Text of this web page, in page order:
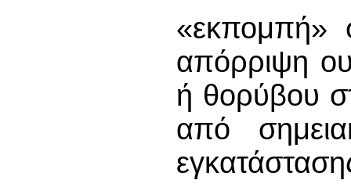
«εκπομπή»
απόρριψη
ή θορύβου
από